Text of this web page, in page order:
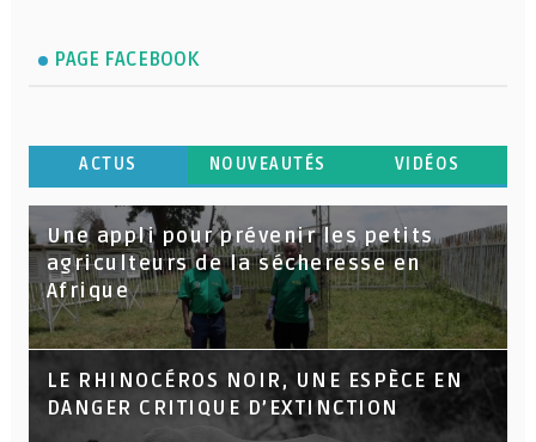
PAGE FACEBOOK
ACTUS NOUVEAUTÉS VIDÉOS
Une appli pour prévenir les petits
agriculteurs de la sécheresse en
Afrique
LE RHINOCÉROS NOIR, UNE ESPÈCE EN
DANGER CRITIQUE D’EXTINCTION